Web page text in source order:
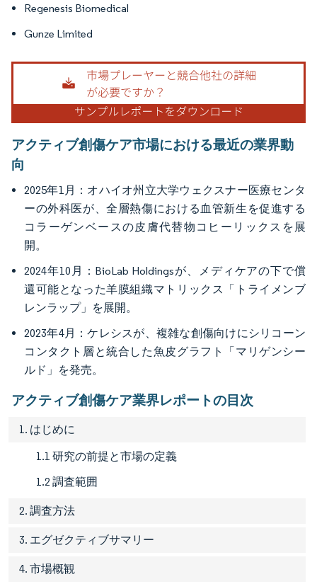
Regenesis Biomedical
Gunze Limited
アクティブ創傷ケア市場における最近の業界動
向
2025年1月：オハイオ州立大学ウェクスナー医療センタ
ーの外科医が、全層熱傷における血管新生を促進する
コラーゲンベースの皮膚代替物コヒーリックスを展
開。
2024年10月：BioLab Holdingsが、メディケアの下で償
還可能となった羊膜組織マトリックス「トライメンブ
レンラップ」を展開。
2023年4月：ケレシスが、複雑な創傷向けにシリコーン
コンタクト層と統合した魚皮グラフト「マリゲンシー
ルド」を発売。
アクティブ創傷ケア業界レポートの目次
1. はじめに
1.1 研究の前提と市場の定義
1.2 調査範囲
2. 調査方法
3. エグゼクティブサマリー
4. 市場概観